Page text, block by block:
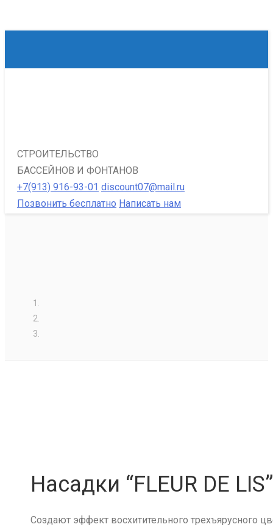
СТРОИТЕЛЬСТВО
БАССЕЙНОВ И ФОНТАНОВ
+7(913) 916-93-01 discount07@mail.ru
Позвонить бесплатно Написать нам
Насадки “FLEUR DE LIS”
Создают эффект восхитительного трехъярусного